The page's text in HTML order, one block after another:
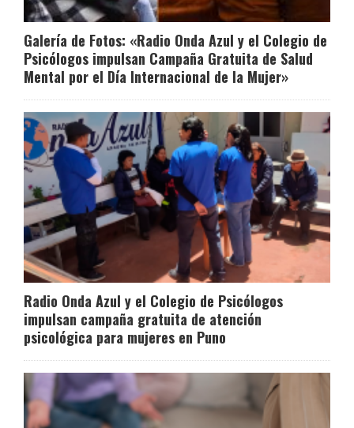
Galería de Fotos: «Radio Onda Azul y el Colegio de
Psicólogos impulsan Campaña Gratuita de Salud
Mental por el Día Internacional de la Mujer»
Radio Onda Azul y el Colegio de Psicólogos
impulsan campaña gratuita de atención
psicológica para mujeres en Puno